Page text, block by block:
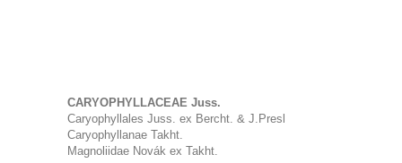
CARYOPHYLLACEAE Juss.
Caryophyllales Juss. ex Bercht. & J.Presl
Caryophyllanae Takht.
Magnoliidae Novák ex Takht.